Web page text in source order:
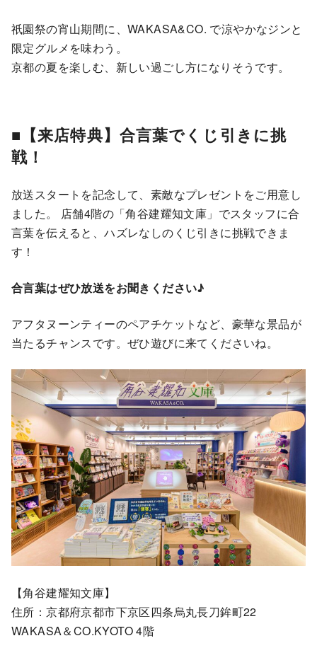
祇園祭の宵山期間に、WAKASA&CO. で涼やかなジンと
限定グルメを味わう。
京都の夏を楽しむ、新しい過ごし方になりそうです。
■【来店特典】合言葉でくじ引きに挑
戦！
放送スタートを記念して、素敵なプレゼントをご用意し
ました。 店舗4階の「角谷建耀知文庫」でスタッフに合
言葉を伝えると、ハズレなしのくじ引きに挑戦できま
す！
合言葉はぜひ放送をお聞きください♪
アフタヌーンティーのペアチケットなど、豪華な景品が
当たるチャンスです。ぜひ遊びに来てくださいね。
【角谷建耀知文庫】
住所：京都府京都市下京区四条烏丸長刀鉾町22
WAKASA＆CO.KYOTO 4階